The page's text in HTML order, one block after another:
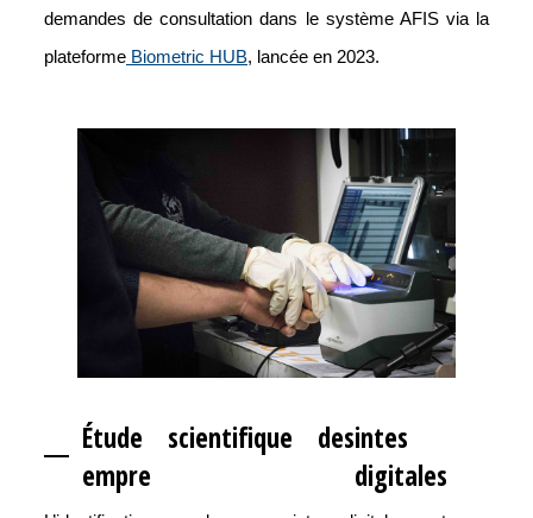
demandes de consultation dans le système AFIS via la
plateforme Biometric HUB, lancée en 2023.
Étude scientifique des
empre
intes
digitales